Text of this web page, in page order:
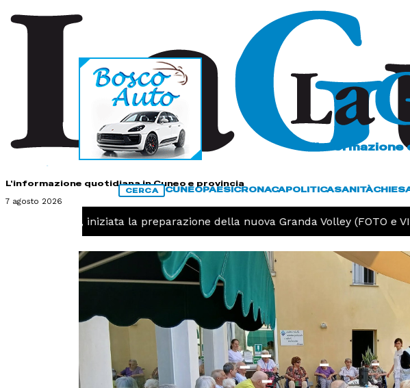
L'informazione quotidiana in Cuneo e provincia
7 agosto 2026
L'informazione
CERCA CUNEOPAESICRONACAPOLITICASANITÀ
Pallavolo, iniziata la preparazione della nuova Granda Volley (FOTO e